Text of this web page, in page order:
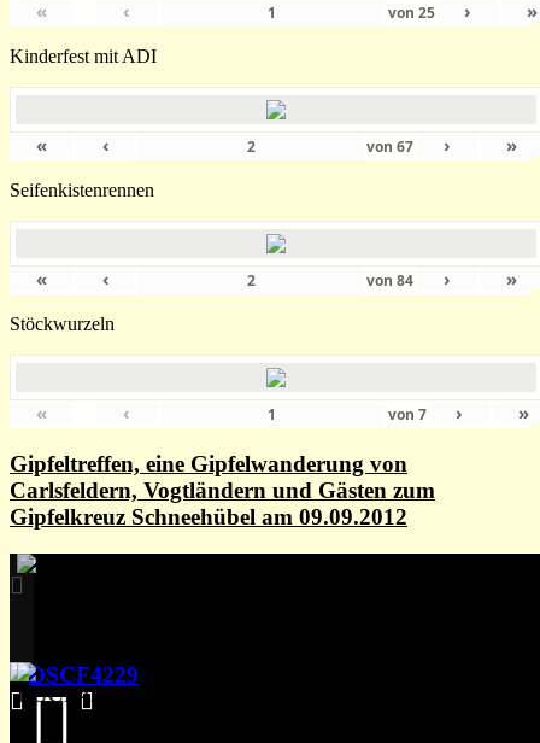
« ‹ von 25 › »
Kinderfest mit ADI
« ‹ von67 › »
Seifenkistenrennen
« ‹ von84 › »
Stöckwurzeln
« ‹ von 7 › »
Gipfeltreffen, eine Gipfelwanderung von
Carlsfeldern, Vogtländern und Gästen zum
Gipfelkreuz Schneehübel am 09.09.2012